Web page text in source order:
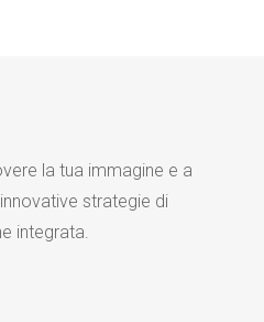
la tua immagine e a
strategie di
integrata.